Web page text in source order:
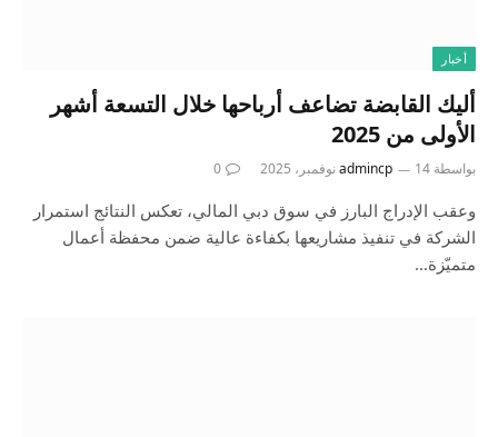
أخبار
أليك القابضة تضاعف أرباحها خلال التسعة أشهر
الأولى من 2025
بواسطة admincp 14 نوفمبر، 2025 0
وعقب الإدراج البارز في سوق دبي المالي، تعكس النتائج استمرار
الشركة في تنفيذ مشاريعها بكفاءة عالية ضمن محفظة أعمال
متميّزة…